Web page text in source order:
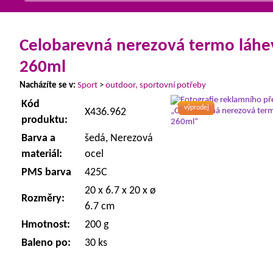
Celobarevná nerezová termo
260ml
Nacházíte se v: Sport > outdoor, sportovní potřeby
výprodej
Kód
produktu:
X436.962
Barva a
materiál:
šedá, Nerezová
ocel
PMS barva
425C
Rozměry:
20 x 6.7 x 20 x ø
6.7 cm
Hmotnost:
200 g
Baleno po:
30 ks